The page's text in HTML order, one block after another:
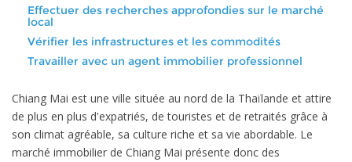
Effectuer des recherches approfondies sur le marché
local
Vérifier les infrastructures et les commodités
Travailler avec un agent immobilier professionnel
Chiang Mai est une ville située au nord de la Thaïlande et attire
de plus en plus d'expatriés, de touristes et de retraités grâce à
son climat agréable, sa culture riche et sa vie abordable. Le
marché immobilier de Chiang Mai présente donc des